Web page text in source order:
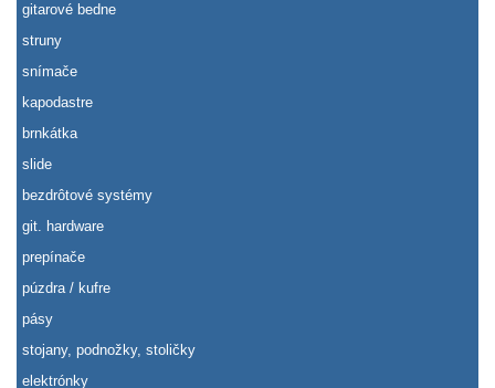
gitarové bedne
struny
snímače
kapodastre
brnkátka
slide
bezdrôtové systémy
git. hardware
prepínače
púzdra / kufre
pásy
stojany, podnožky, stoličky
elektrónky